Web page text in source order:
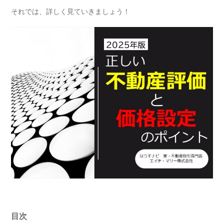
それでは、詳しく見ていきましょう！
目次